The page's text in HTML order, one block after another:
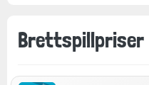
Brettspillpriser